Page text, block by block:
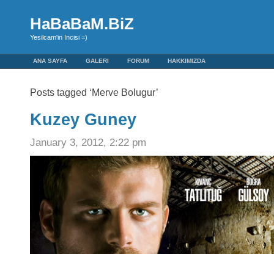
HaBaBaM.BiZ
Yesilcam'in Incisi =)
ANA SAYFA GALERI FORUM HAKKIMIZDA
Posts tagged ‘Merve Bolugur’
Kuzey Guney
January 3, 2012, 2:22 pm